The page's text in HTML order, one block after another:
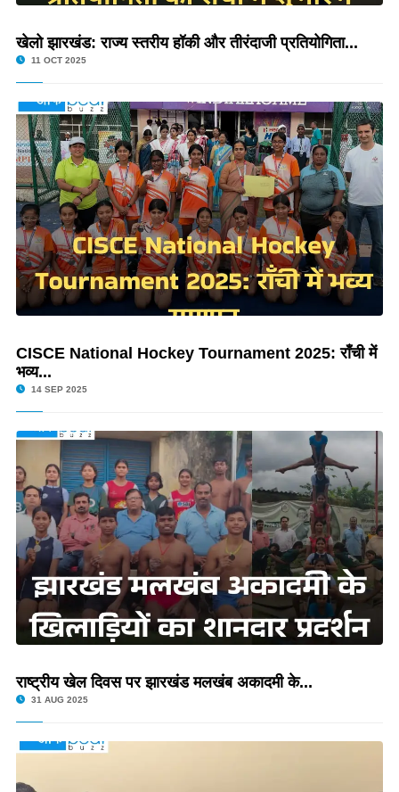
खेलो झारखंड: राज्य स्तरीय हॉकी और तीरंदाजी प्रतियोगिता...
11 OCT 2025
CISCE National Hockey Tournament 2025: राँची में
भव्य...
14 SEP 2025
राष्ट्रीय खेल दिवस पर झारखंड मलखंब अकादमी के...
31 AUG 2025